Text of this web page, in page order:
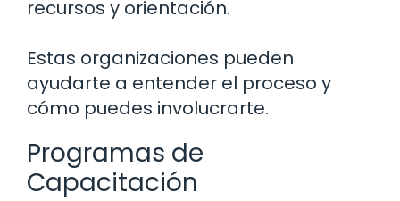
recursos y orientación.
Estas organizaciones pueden
ayudarte a entender el proceso y
cómo puedes involucrarte.
Programas de
Capacitación